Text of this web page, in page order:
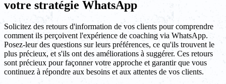
votre stratégie WhatsApp
Solicitez des retours d'information de vos clients pour comprendre
comment ils perçoivent l'expérience de coaching via WhatsApp.
Posez-leur des questions sur leurs préférences, ce qu'ils trouvent le
plus précieux, et s'ils ont des améliorations à suggérer. Ces retours
sont précieux pour façonner votre approche et garantir que vous
continuez à répondre aux besoins et aux attentes de vos clients.